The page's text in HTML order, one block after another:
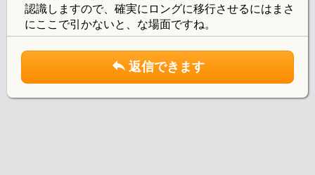
認識しますので、確実にロングに移行させるにはまさ
にここで引かないと、な場面ですね。
返信できます